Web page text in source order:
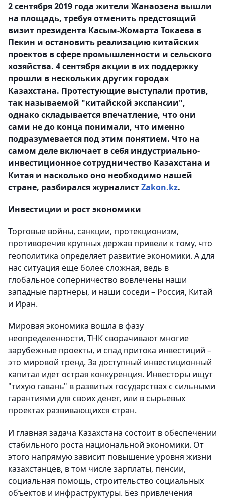
2 сентября 2019 года жители Жанаозена вышли
на площадь, требуя отменить предстоящий
визит президента Касым-Жомарта Токаева в
Пекин и остановить реализацию китайских
проектов в сфере промышленности и сельского
хозяйства. 4 сентября акции в их поддержку
прошли в нескольких других городах
Казахстана. Протестующие выступали против,
так называемой "китайской экспансии",
однако складывается впечатление, что они
сами не до конца понимали, что именно
подразумевается под этим понятием. Что на
самом деле включает в себя индустриально-
инвестиционное сотрудничество Казахстана и
Китая и насколько оно необходимо нашей
стране, разбирался журналистZakon.kz.
Инвестиции и рост экономики
Торговые войны, санкции, протекционизм,
противоречия крупных держав привели к тому, что
геополитика определяет развитие экономики. А для
нас ситуация еще более сложная, ведь в
глобальное соперничество вовлечены наши
западные партнеры, и наши соседи – Россия, Китай
и Иран.
Мировая экономика вошла в фазу
неопределенности, ТНК сворачивают многие
зарубежные проекты, и спад притока инвестиций –
это мировой тренд. За доступный инвестиционный
капитал идет острая конкуренция. Инвесторы ищут
"тихую гавань" в развитых государствах с сильными
гарантиями для своих денег, или в сырьевых
проектах развивающихся стран.
И главная задача Казахстана состоит в обеспечении
стабильного роста национальной экономики. От
этого напрямую зависит повышение уровня жизни
казахстанцев, в том числе зарплаты, пенсии,
социальная помощь, строительство социальных
объектов и инфраструктуры. Без привлечения